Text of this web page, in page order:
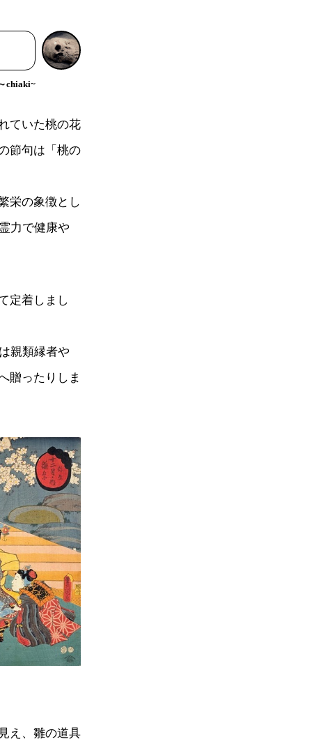
chiaki~
ていた桃の花
節句は「桃の
栄の象徴とし
力で健康や
定着しまし
親類縁者や
贈ったりしま
え、雛の道具